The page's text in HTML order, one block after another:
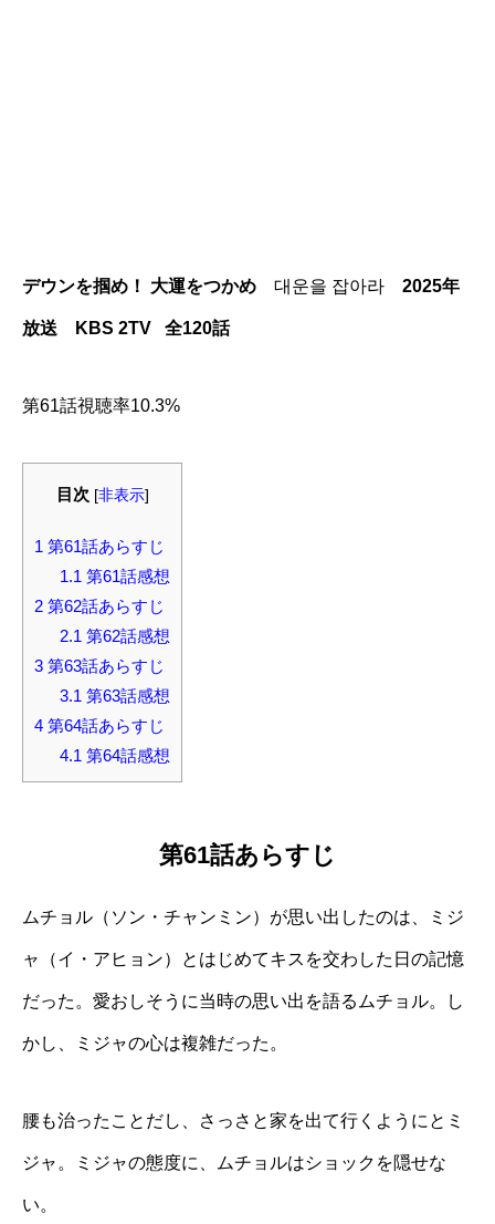
デウンを掴め！ 大運をつかめ 대운을 잡아라 2025年
放送 KBS 2TV 全120話
第61話視聴率10.3%
目次 [非表示]
1 第61話あらすじ
1.1 第61話感想
2 第62話あらすじ
2.1 第62話感想
3 第63話あらすじ
3.1 第63話感想
4 第64話あらすじ
4.1 第64話感想
第61話あらすじ
ムチョル（ソン・チャンミン）が思い出したのは、ミジ
ャ（イ・アヒョン）とはじめてキスを交わした日の記憶
だった。愛おしそうに当時の思い出を語るムチョル。し
かし、ミジャの心は複雑だった。
腰も治ったことだし、さっさと家を出て行くようにとミ
ジャ。ミジャの態度に、ムチョルはショックを隠せな
い。